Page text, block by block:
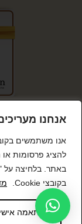
אנחנו
להציג פרסומות
באתר. בלחיצה על
בקובצי Cookie.
התאמה